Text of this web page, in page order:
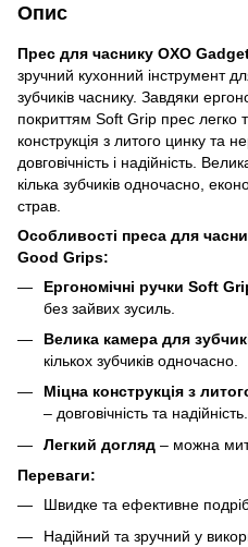
Опис
Прес для часнику OXO
зручний кухонний інструмент
зубчиків часнику. Завдяки
покриттям Soft Grip прес легко
конструкція з литого цинку та
довговічність і надійність.
кілька зубчиків одночасно,
страв.
Особливості преса для
Good Grips:
Ергономічні ручки Soft
без зайвих зусиль.
Велика камера для
кількох зубчиків одночасно.
Міцна конструкція з
– довговічність та надійність.
Легкий догляд – можна
Переваги:
Швидке та ефективне
Надійний та зручний у